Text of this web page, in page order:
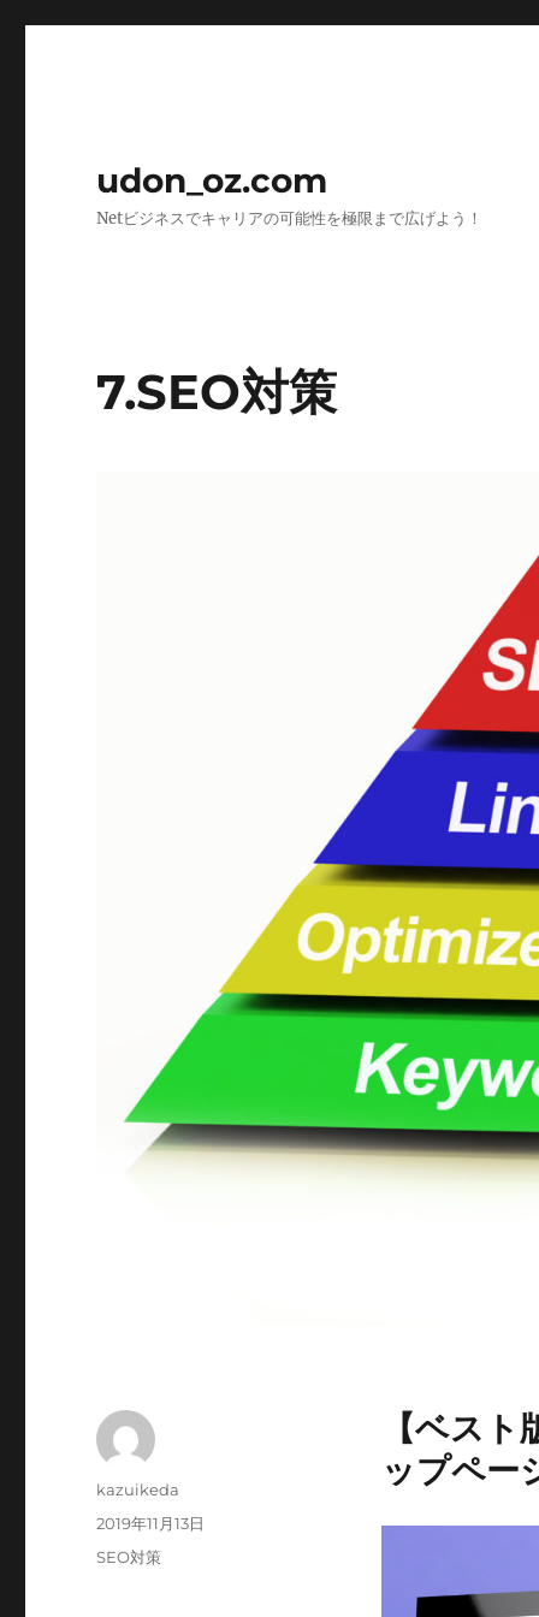
udon_oz.com
Netビジネスでキャリアの可能性を極限まで広げよう！
7.SEO対策
【ベス
ップペー
投
稿
kazuikeda
投
稿
2019年11月13日
カ
SEO対策